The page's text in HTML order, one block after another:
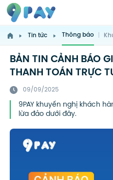
Tin tức Thông báo |
BẢN TIN CẢNH BÁO
THANH TOÁN TRỰC
09/09/2025
9PAY khuyến nghị khách
lừa đảo dưới đây.